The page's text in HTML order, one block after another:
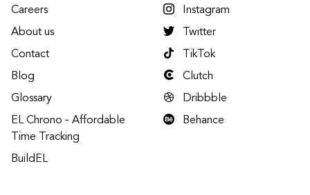
Careers
About us
Contact
Blog
Glossary
EL Chrono - Affordable
Time Tracking
BuildEL
Instagram
Twitter
TikTok
Clutch
Dribbble
Behance